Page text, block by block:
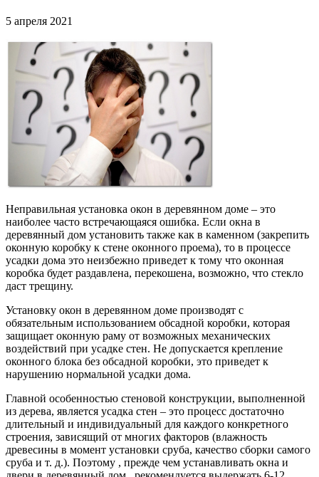
5 апреля 2021
Неправильная установка окон в деревянном доме – это
наиболее часто встречающаяся ошибка. Если окна в
деревянный дом установить также как в каменном (закрепить
оконную коробку к стене оконного проема), то в процессе
усадки дома это неизбежно приведет к тому что оконная
коробка будет раздавлена, перекошена, возможно, что стекло
даст трещину.
Установку окон в деревянном доме производят с
обязательным использованием обсадной коробки, которая
защищает оконную раму от возможных механических
воздействий при усадке стен. Не допускается крепление
оконного блока без обсадной коробки, это приведет к
нарушению нормальной усадки дома.
Главной особенностью стеновой конструкции, выполненной
из дерева, является усадка стен – это процесс достаточно
длительный и индивидуальный для каждого конкретного
строения, зависящий от многих факторов (влажность
древесины в момент установки сруба, качество сборки самого
сруба и т. д.). Поэтому , прежде чем устанавливать окна и